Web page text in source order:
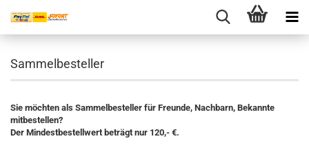
Sammelbesteller
Sie möchten als Sammelbesteller für Freunde, Nachbarn, Bekannte
mitbestellen?
Der Mindestbestellwert beträgt nur 120,- €.